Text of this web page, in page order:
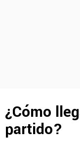
¿Cómo
partido?